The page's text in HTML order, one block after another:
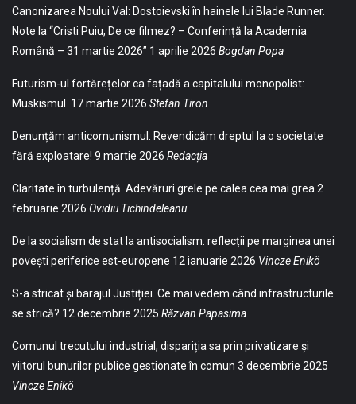
Canonizarea Noului Val: Dostoievski în hainele lui Blade Runner.
Note la “Cristi Puiu, De ce filmez? – Conferință la Academia
Română – 31 martie 2026” 1 aprilie 2026 Bogdan Popa
Futurism-ul fortărețelor ca fațadă a capitalului monopolist:
Muskismul
17 martie 2026 Stefan Tiron
Denunțăm anticomunismul. Revendicăm dreptul la o societate
fără exploatare! 9 martie 2026 Redacția
Claritate în turbulență. Adevăruri grele pe calea cea mai grea 2
februarie 2026 Ovidiu Tichindeleanu
De la socialism de stat la antisocialism: reflecții pe marginea unei
povești periferice est-europene 12 ianuarie 2026 Vincze Enikö
S-a stricat și barajul Justiției. Ce mai vedem când infrastructurile
se strică? 12 decembrie 2025 Răzvan Papasima
Comunul trecutului industrial, dispariția sa prin privatizare și
viitorul bunurilor publice gestionate în comun 3 decembrie 2025
Vincze Enikö